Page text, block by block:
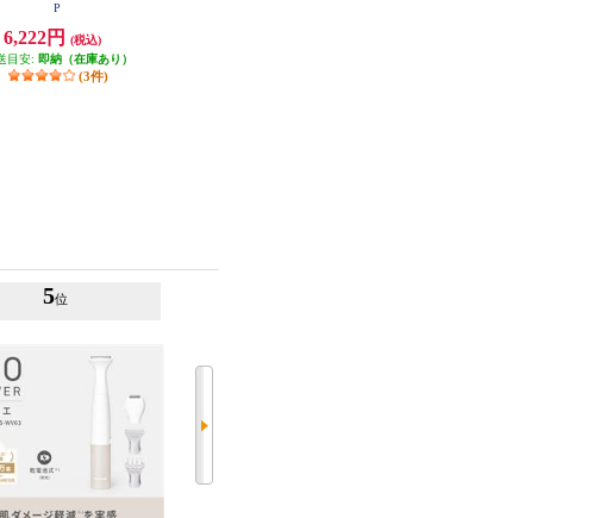
P
6,222円
(税込)
目安: 即納（在庫あり）
(3件)
5位